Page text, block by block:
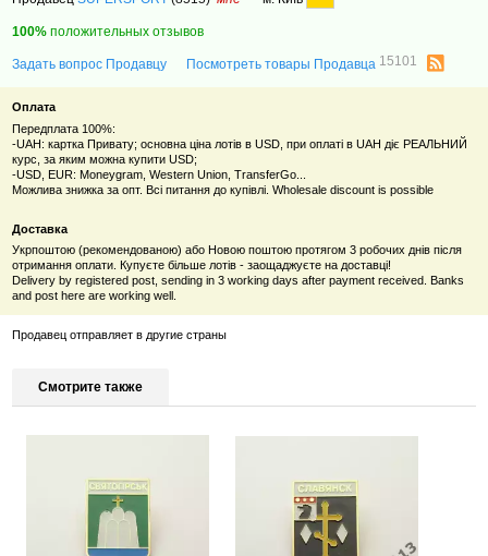
100% положительных отзывов
Задать вопрос Продавцу Посмотреть товары Продавца 15101
Оплата
Передплата 100%:
-UAH: картка Привату; основна ціна лотів в USD, при оплаті в UAH діє РЕАЛЬНИЙ
курс, за яким можна купити USD;
-USD, EUR: Moneygram, Western Union, TransferGo...
Можлива знижка за опт. Всі питання до купівлі. Wholesale discount is possible
Доставка
Укрпоштою (рекомендованою) або Новою поштою протягом 3 робочих днів після
отримання оплати. Купуєте більше лотів - заощаджуєте на доставці!
Delivery by registered post, sending in 3 working days after payment received. Banks
and post here are working well.
Продавец отправляет в другие страны
Смотрите также